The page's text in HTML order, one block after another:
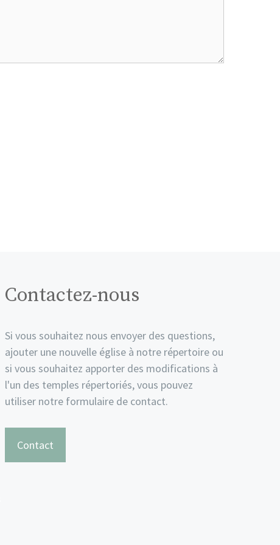
Contactez-nous
Si vous souhaitez nous envoyer des questions,
ajouter une nouvelle église à notre répertoire ou
si vous souhaitez apporter des modifications à
l'un des temples répertoriés, vous pouvez
utiliser notre formulaire de contact.
Contact